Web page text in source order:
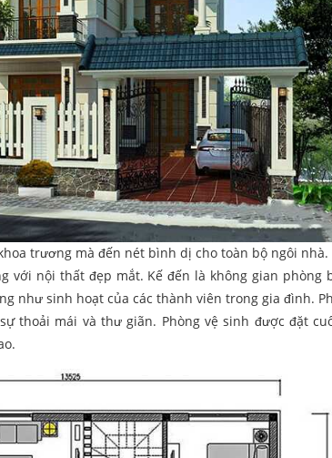
trương mà đến nét bình dị cho toàn bộ ngôi nhà.
với nội thất đẹp mắt. Kế đến là không gian phòng
như sinh hoạt của các thành viên trong gia đình.
thoải mái và thư giãn. Phòng vệ sinh được đặt